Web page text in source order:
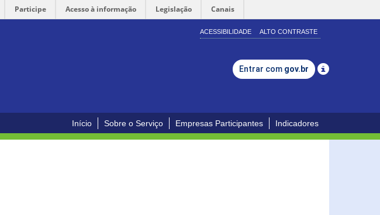
Participe Acesso à informação Legislação Canais
ACESSIBILIDADE ALTO CONTRASTE
Entrar com gov.br
Início Sobre o Serviço Empresas Participantes Indicadores